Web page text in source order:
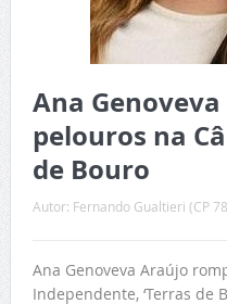
Ana
pelouros na
de Bouro
Autor: Fernando Gualtieri (CP
Ana Genoveva Araújo
Independente, ‘Terras de